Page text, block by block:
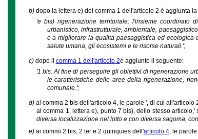
b) dopo la lettera e) del comma 1 dell'articolo 2 è aggiunta
'e bis) rigenerazione territoriale: l'insieme coordinato
urbanistico, infrastrutturale, ambientale,
e a migliorare la qualità paesaggistica ed ecologica
salute umana, gli ecosistemi e le risorse naturali.';
c) dopo il comma 1 dell'articolo 2è aggiunto il seguente:
'1 bis. Al fine di perseguire gli obiettivi di rigenerazione
le caratteristiche delle aree della rigenerazione,
comunale.';
d) al comma 2 bis dell'articolo 4, le parole ', di cui all'articolo
al comma 1, lettera e), punto 7 bis), dello stesso
diversa localizzazione nel lotto e con diversa sagoma,
e) ai commi 2 bis, 2 ter e 2 quinquies dell'articolo 4, le